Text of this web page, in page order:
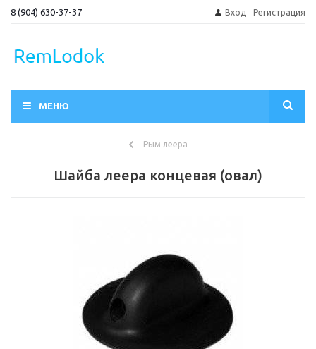
8 (904) 630-37-37 Вход Регистрация
МЕНЮ
Рым леера
Шайба леера концевая (овал)